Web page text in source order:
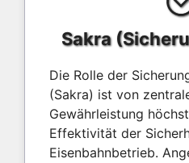
Sakra
Die Rolle der
(Sakra) ist von
Gewährleistung
Effektivität der
Eisenbahnbetrieb.